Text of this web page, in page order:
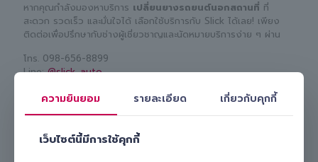
หากคุณกำลังมองหาบริการ เปลี่ยนยางรถยนต์นอกสถานที่ ที่
สะดวก รวดเร็ว และมั่นใจได้ เลือกใช้บริการกับ Slick ได้เลย! เพียง
ติดต่อเพื่อปรึกษากับช่างผู้เชี่ยวชาญและนัดหมายบริการง่าย ๆ ผ่าน
โทร. 098-656-8899
Line:@slick_auto
เรามีทีมงานมืออาชีพพร้อมดูแลและเปลี่ยนยางรถยนต์ Pirelli รุ่น P
ความยินยอม รายละเอียด เกี่ยวกับคุกกี้
เว็บไซต์นี้มีการใช้คุกกี้